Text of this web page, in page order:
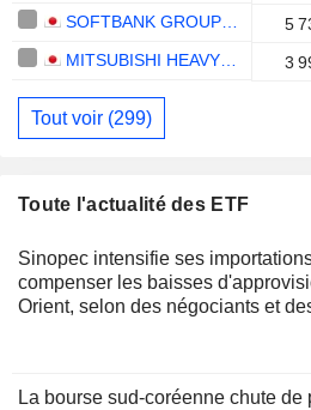
5
3
Tout voir (299)
Toute l'actualité des ETF
Sinopec intensifie ses
compenser les baisses
Orient, selon des négociants et
La bourse sud-coréenne chute